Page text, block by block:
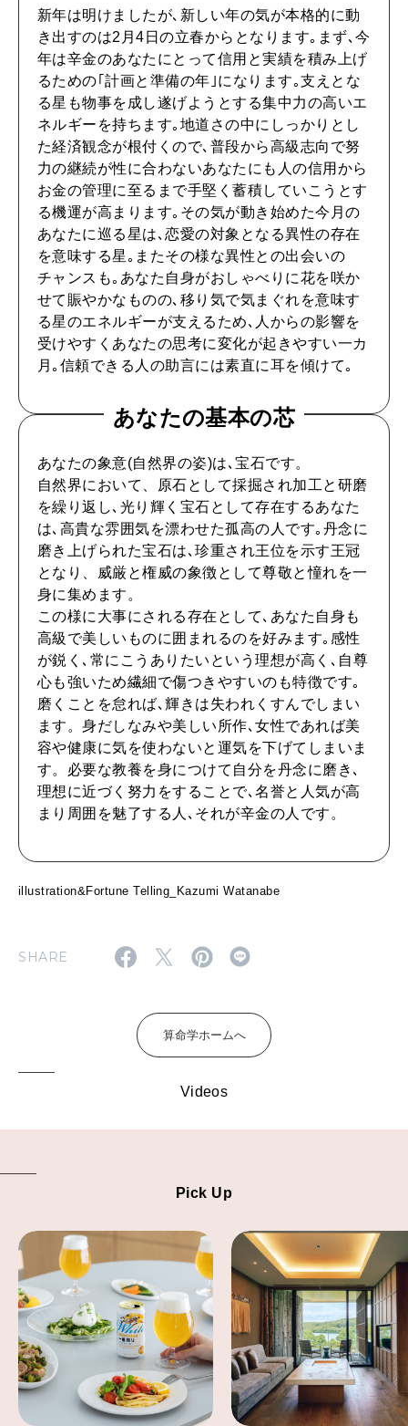
ママもいろいろ
SUSTAINABLE
わたしができること
CULTURE
自分を耕す
WORK&MONEY
いい人生って？
MAGAZINE
2026年9月号「北海道 おいしく遊ぶ、夏のご褒美旅。」
2026年8月号『お茶の時間です。』
2026年7月号「鎌倉 ローカルが 教えてくれた 本当の歩き方。」
2026年6月号「大銀座 トレンドが生まれる 新しい一流店へ。」
2026年5月号「“大好き”に出会いに。韓国」
2026年4月号「未来をつくる、学びの教科書。」
2026年3月号「スイーツ予想図 2026」
2026年2月号「良運を掴む 新・開運術。」
2026年1月号「猫がいれば、幸せ」
2025年12月号「お酒の新常識。」
MAGAZINE MOOK
新年は明けましたが､新しい年の気が本格的に動
き出すのは2月4日の立春からとなります｡まず､今
年は辛金のあなたにとって信用と実績を積み上げ
るための｢計画と準備の年｣になります｡支えとな
る星も物事を成し遂げようとする集中力の高いエ
ネルギーを持ちます｡地道さの中にしっかりとし
た経済観念が根付くので､普段から高級志向で努
力の継続が性に合わないあなたにも人の信用から
お金の管理に至るまで手堅く蓄積していこうとす
る機運が高まります｡その気が動き始めた今月の
あなたに巡る星は､恋愛の対象となる異性の存在
を意味する星｡またその様な異性との出会いの
チャンスも｡あなた自身がおしゃべりに花を咲か
せて賑やかなものの､移り気で気まぐれを意味す
る星のエネルギーが支えるため､人からの影響を
受けやすくあなたの思考に変化が起きやすい一カ
月｡信頼できる人の助言には素直に耳を傾けて｡
あなたの基本の芯
あなたの象意(自然界の姿)は､宝石です。
自然界において、原石として採掘され加工と研磨
を繰り返し､光り輝く宝石として存在するあなた
は､高貴な雰囲気を漂わせた孤高の人です｡丹念に
磨き上げられた宝石は､珍重され王位を示す王冠
となり、威厳と権威の象徴として尊敬と憧れを一
身に集めます。
この様に大事にされる存在として､あなた自身も
高級で美しいものに囲まれるのを好みます｡感性
が鋭く､常にこうありたいという理想が高く､自尊
心も強いため繊細で傷つきやすいのも特徴です｡
磨くことを怠れば､輝きは失われくすんでしまい
ます。身だしなみや美しい所作､女性であれば美
容や健康に気を使わないと運気を下げてしまいま
す。必要な教養を身につけて自分を丹念に磨き､
理想に近づく努力をすることで､名誉と人気が高
まり周囲を魅了する人､それが辛金の人です。
illustration&Fortune Telling_Kazumi Watanabe
SHARE
算命学ホームへ
Videos
Pick Up